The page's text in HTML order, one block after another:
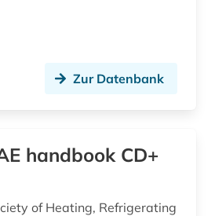
(1)
Zur Datenbank
handbook CD+
of Heating, Refrigerating